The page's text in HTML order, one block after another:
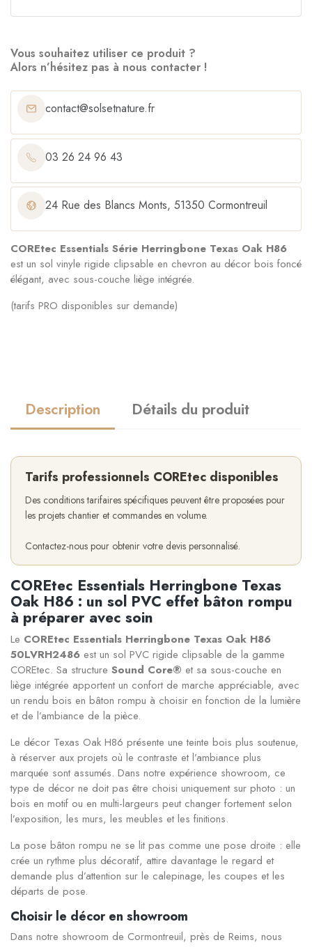
Vous souhaitez utiliser ce produit ?
Alors n’hésitez pas à nous contacter !
contact@solsetnature.fr
03 26 24 96 43
24 Rue des Blancs Monts, 51350 Cormontreuil
COREtec Essentials Série Herringbone Texas Oak H86
est un sol vinyle rigide clipsable en chevron au décor bois foncé
élégant, avec sous-couche liège intégrée.
(tarifs PRO disponibles sur demande)
Description Détails du produit
Tarifs professionnels COREtec disponibles
Des conditions tarifaires spécifiques peuvent être proposées pour
les projets chantier et commandes en volume.
Contactez-nous pour obtenir votre devis personnalisé.
COREtec Essentials Herringbone Texas
Oak H86 : un sol PVC effet bâton rompu
à préparer avec soin
Le COREtec Essentials Herringbone Texas Oak H86
50LVRH2486 est un sol PVC rigide clipsable de la gamme
COREtec. Sa structure Sound Core® et sa sous-couche en
liège intégrée apportent un confort de marche appréciable, avec
un rendu bois en bâton rompu à choisir en fonction de la lumière
et de l’ambiance de la pièce.
Le décor Texas Oak H86 présente une teinte bois plus soutenue,
à réserver aux projets où le contraste et l’ambiance plus
marquée sont assumés. Dans notre expérience showroom, ce
type de décor ne doit pas être choisi uniquement sur photo : un
bois en motif ou en multi-largeurs peut changer fortement selon
l’exposition, les murs, les meubles et les finitions.
La pose bâton rompu ne se lit pas comme une pose droite : elle
crée un rythme plus décoratif, attire davantage le regard et
demande plus d’attention sur le calepinage, les coupes et les
départs de pose.
Choisir le décor en showroom
Dans notre showroom de Cormontreuil, près de Reims, nous